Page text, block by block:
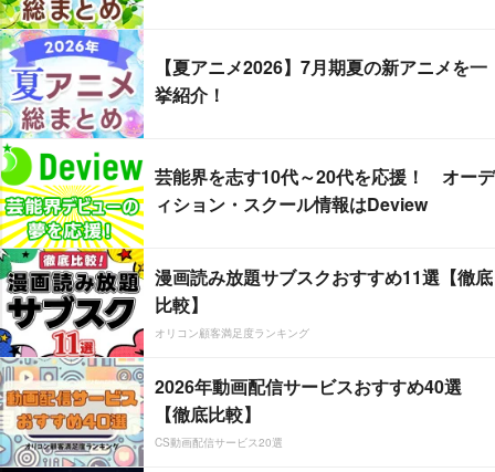
【夏アニメ2026】7月期夏の新アニメを一
挙紹介！
芸能界を志す10代～20代を応援！ オーデ
ィション・スクール情報はDeview
漫画読み放題サブスクおすすめ11選【徹底
比較】
オリコン顧客満足度ランキング
2026年動画配信サービスおすすめ40選
【徹底比較】
CS動画配信サービス20選